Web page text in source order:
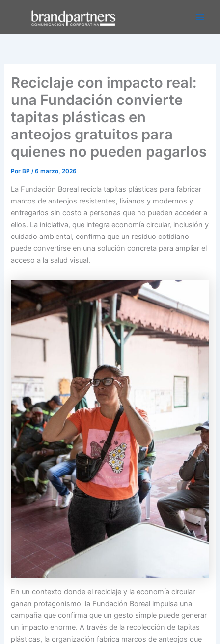
contenido
Reciclaje con impacto real:
una Fundación convierte
tapitas plásticas en
anteojos gratuitos para
quienes no pueden pagarlos
Por BP/6 marzo, 2026
La Fundación Boreal recicla tapitas plásticas para fabricar
marcos de anteojos resistentes, livianos y modernos y
entregarlos sin costo a personas que no pueden acceder a
ellos. La iniciativa, que integra economía circular, inclusión y
cuidado ambiental, confirma que un residuo cotidiano
puede convertirse en una solución concreta para ampliar el
acceso a la salud visual.
En un contexto donde el reciclaje y la economía circular
ganan protagonismo, la Fundación Boreal impulsa una
campaña que confirma que un gesto simple puede generar
un impacto enorme. A través de la recolección de tapitas
plásticas, la organización fabrica marcos de anteojos que